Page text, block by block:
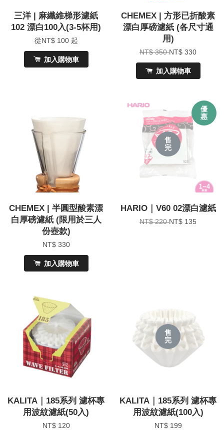
三洋 | 麻纖維梯形濾紙
102 漂白100入(3-5杯用)
從NT$ 100 起
加入購物車
CHEMEX | 方形已折酸素
漂白厚磅濾紙 (各尺寸通
用)
NT$ 350NT$ 330
加入購物車
CHEMEX | 半圓型酸素漂
白厚磅濾紙 (限用於三人
份壺款)
NT$ 330
加入購物車
優
惠
售
完
HARIO｜V60 02漂白濾紙
NT$ 220NT$ 135
KALITA｜185系列 濾杯專
用波紋濾紙(50入)
NT$ 120
售
完
KALITA｜185系列 濾杯專
用波紋濾紙(100入)
NT$ 199